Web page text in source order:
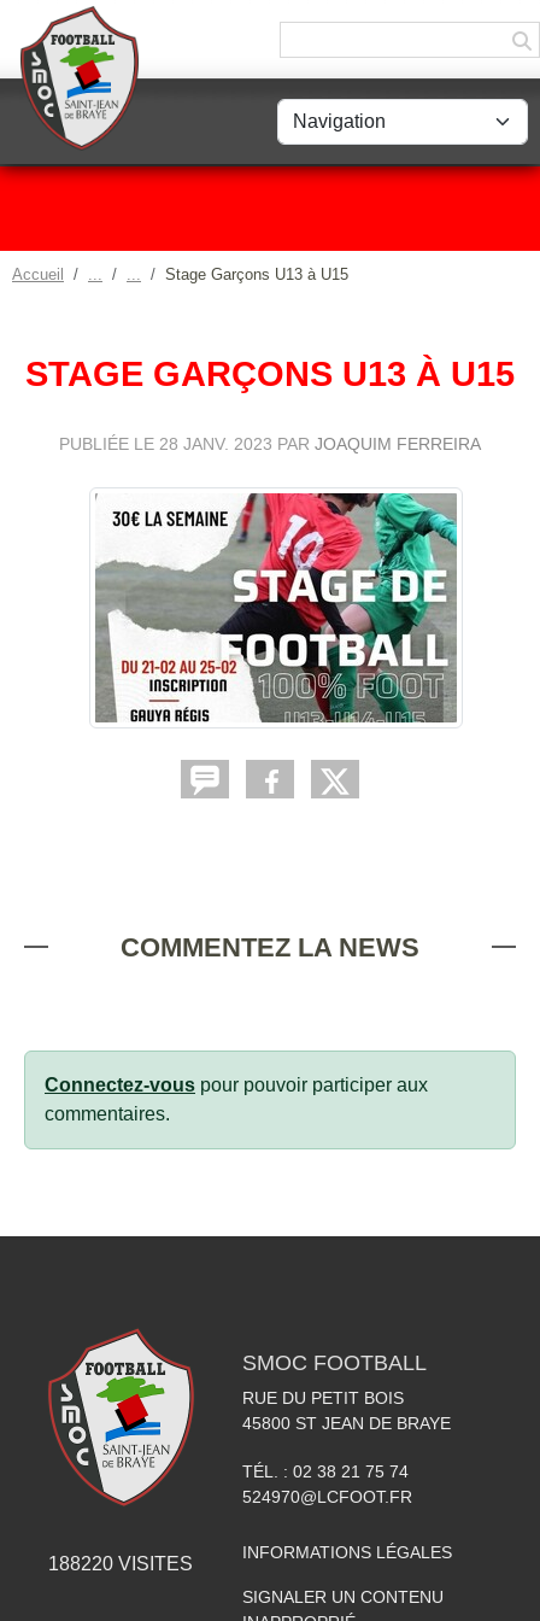
Accueil Stage Garçons U13 à U15
STAGE GARÇONS U13 À U15
PUBLIÉE LE 28 JANV. 2023 PAR JOAQUIM FERREIRA
COMMENTEZ LA NEWS
Connectez-vous pour pouvoir participer aux
commentaires.
188220 VISITES
SMOC FOOTBALL
RUE DU PETIT BOIS
45800 ST JEAN DE BRAYE
TÉL. : 02 38 21 75 74
524970@LCFOOT.FR
INFORMATIONS LÉGALES
SIGNALER UN CONTENU
Panneau de gestion des cookies